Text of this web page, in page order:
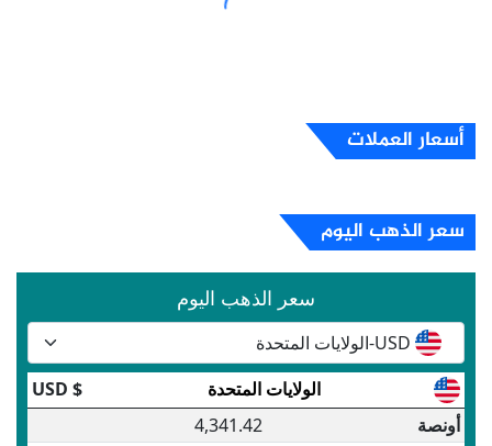
أسعار العملات
سعر الذهب اليوم